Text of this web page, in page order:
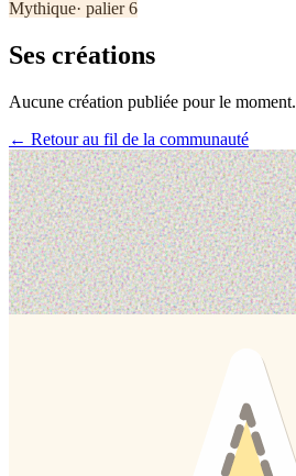
Mythique· palier6
Ses créations
Aucune création publiée pour le moment.
← Retour au fil de la communauté